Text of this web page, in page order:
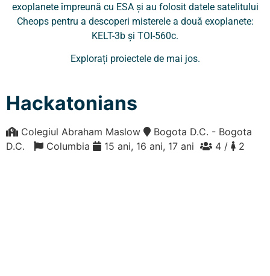
exoplanete împreună cu ESA și au folosit datele satelitului
Cheops pentru a descoperi misterele a două exoplanete:
KELT-3b și TOI-560c.
Explorați proiectele de mai jos.
Hackatonians
Colegiul Abraham Maslow
Bogota D.C. - Bogota
D.C.
Columbia 15 ani, 16 ani, 17 ani 4 / 2